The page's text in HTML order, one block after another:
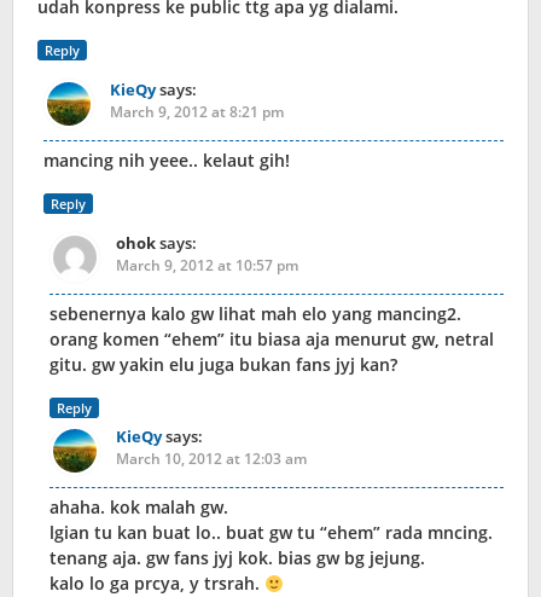
udah konpress ke public ttg apa yg dialami.
Reply
KieQysays:
March 9, 2012 at 8:21 pm
mancing nih yeee.. kelaut gih!
Reply
ohoksays:
March 9, 2012 at 10:57 pm
sebenernya kalo gw lihat mah elo yang mancing2.
orang komen “ehem” itu biasa aja menurut gw, netral
gitu. gw yakin elu juga bukan fans jyj kan?
Reply
KieQysays:
March 10, 2012 at 12:03 am
ahaha. kok malah gw.
lgian tu kan buat lo.. buat gw tu “ehem” rada mncing.
tenang aja. gw fans jyj kok. bias gw bg jejung.
kalo lo ga prcya, y trsrah.